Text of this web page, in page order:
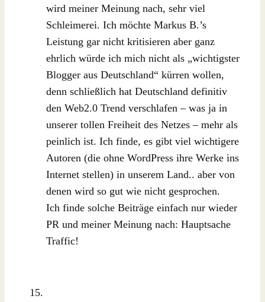
wird meiner Meinung nach, sehr viel
Schleimerei. Ich möchte Markus B.’s
Leistung gar nicht kritisieren aber ganz
ehrlich würde ich mich nicht als „wichtigster
Blogger aus Deutschland“ kürren wollen,
denn schließlich hat Deutschland definitiv
den Web2.0 Trend verschlafen – was ja in
unserer tollen Freiheit des Netzes – mehr als
peinlich ist. Ich finde, es gibt viel wichtigere
Autoren (die ohne WordPress ihre Werke ins
Internet stellen) in unserem Land.. aber von
denen wird so gut wie nicht gesprochen.
Ich finde solche Beiträge einfach nur wieder
PR und meiner Meinung nach: Hauptsache
Traffic!